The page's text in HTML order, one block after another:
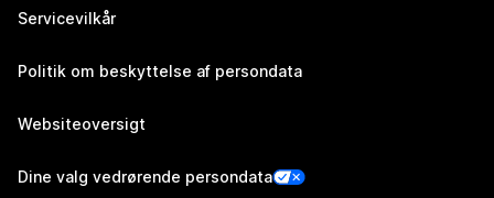
Servicevilkår
Politik om beskyttelse af persondata
Websiteoversigt
Dine valg vedrørende persondata